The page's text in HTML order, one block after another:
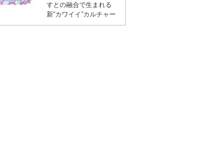
すとの融合で生まれる
新“カワイイ”カルチャー